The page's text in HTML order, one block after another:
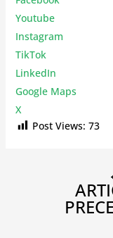
Youtube
Instagram
TikTok
LinkedIn
Google Maps
X
Post Views: 73